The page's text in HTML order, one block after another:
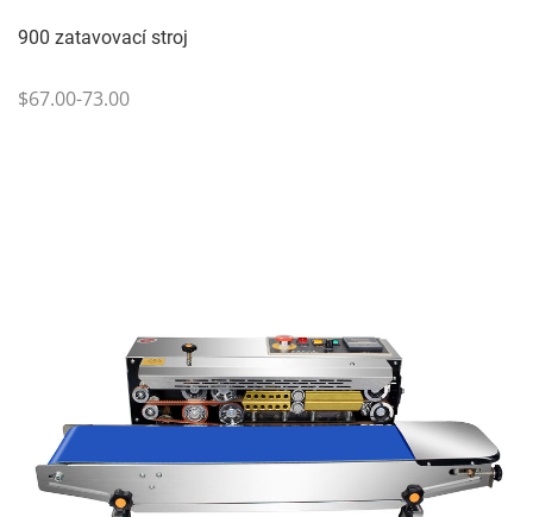
900 zatavovací stroj
$67.00-73.00